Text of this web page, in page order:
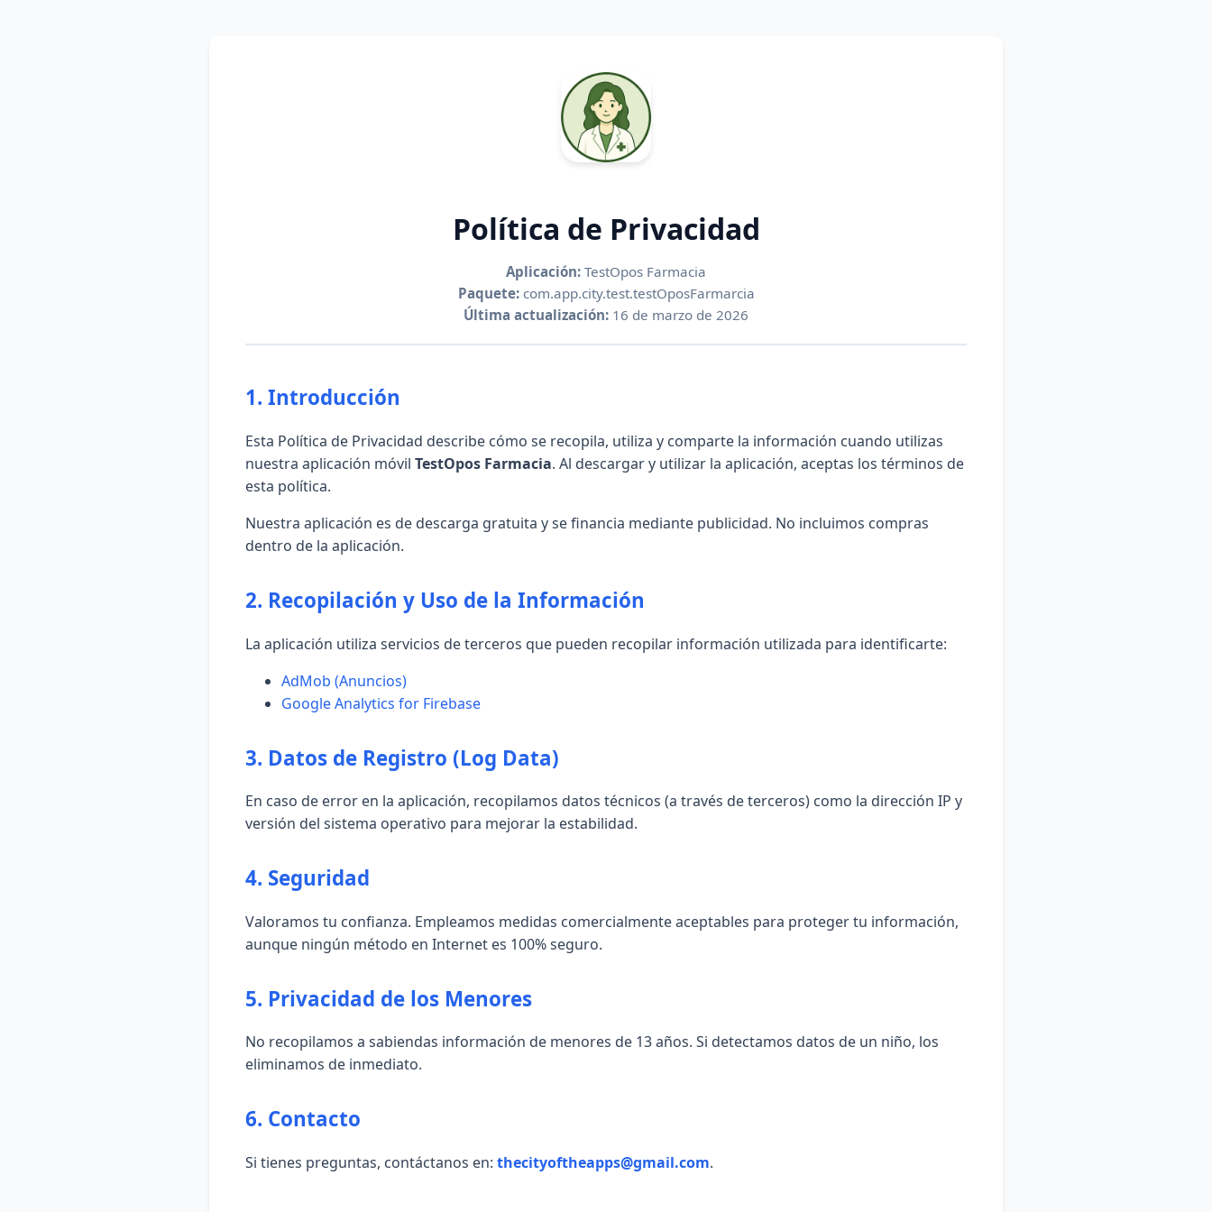
Política de Privacidad
Aplicación: TestOpos Farmacia
Paquete: com.app.city.test.testOposFarmarcia
Última actualización: 16 de marzo de 2026
1. Introducción
Esta Política de Privacidad describe cómo se recopila, utiliza y comparte la información cuando utilizas
nuestra aplicación móvil TestOpos Farmacia. Al descargar y utilizar la aplicación, aceptas los términos de
esta política.
Nuestra aplicación es de descarga gratuita y se financia mediante publicidad. No incluimos compras
dentro de la aplicación.
2. Recopilación y Uso de la Información
La aplicación utiliza servicios de terceros que pueden recopilar información utilizada para identificarte:
AdMob (Anuncios)
Google Analytics for Firebase
3. Datos de Registro (Log Data)
En caso de error en la aplicación, recopilamos datos técnicos (a través de terceros) como la dirección IP y
versión del sistema operativo para mejorar la estabilidad.
4. Seguridad
Valoramos tu confianza. Empleamos medidas comercialmente aceptables para proteger tu información,
aunque ningún método en Internet es 100% seguro.
5. Privacidad de los Menores
No recopilamos a sabiendas información de menores de 13 años. Si detectamos datos de un niño, los
eliminamos de inmediato.
6. Contacto
Si tienes preguntas, contáctanos en: thecityoftheapps@gmail.com.